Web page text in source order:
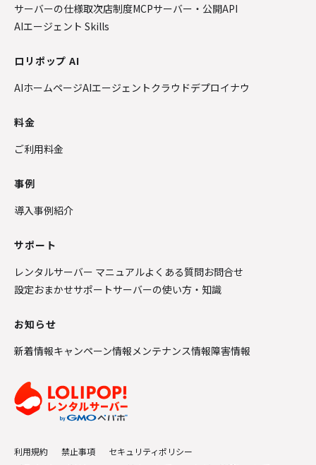
サーバーの仕様取次店制度MCPサーバー・公開API
AIエージェント Skills
ロリポップ AI
AIホームページAIエージェントクラウドデプロイナウ
料金
ご利用料金
事例
導入事例紹介
サポート
レンタルサーバー マニュアルよくある質問お問合せ
設定おまかせサポートサーバーの使い方・知識
お知らせ
新着情報キャンペーン情報 メンテナンス情報障害情報
利用規約 禁止事項
セキュリティポリシー